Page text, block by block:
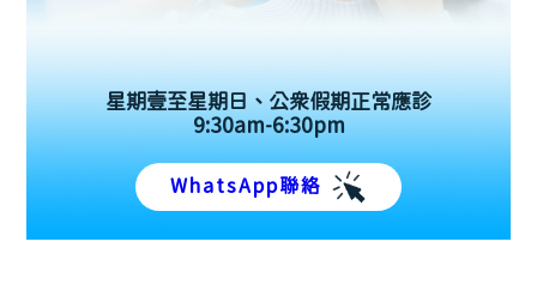
星期壹至星期日、公眾假期正常應診
9:30am-6:30pm
WhatsApp聯絡